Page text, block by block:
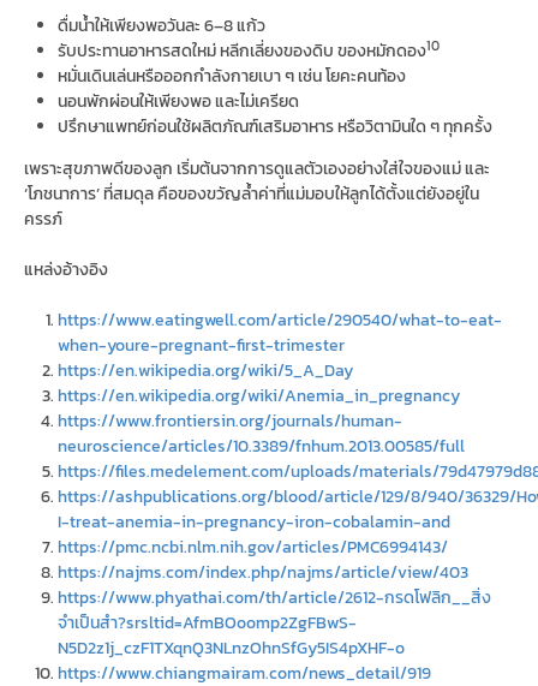
ดื่มน้ำให้เพียงพอวันละ 6–8 แก้ว
รับประทานอาหารสดใหม่ หลีกเลี่ยงของดิบ ของหมักดอง10
หมั่นเดินเล่นหรือออกกำลังกายเบา ๆ เช่น โยคะคนท้อง
นอนพักผ่อนให้เพียงพอ และไม่เครียด
ปรึกษาแพทย์ก่อนใช้ผลิตภัณฑ์เสริมอาหาร หรือวิตามินใด ๆ ทุกครั้ง
เพราะสุขภาพดีของลูก เริ่มต้นจากการดูแลตัวเองอย่างใส่ใจของแม่ และ
‘โภชนาการ’ ที่สมดุล คือของขวัญล้ำค่าที่แม่มอบให้ลูกได้ตั้งแต่ยังอยู่ใน
ครรภ์
แหล่งอ้างอิง
https://www.eatingwell.com/article/290540/what-to-eat-
when-youre-pregnant-first-trimester
https://en.wikipedia.org/wiki/5_A_Day
https://en.wikipedia.org/wiki/Anemia_in_pregnancy
https://www.frontiersin.org/journals/human-
neuroscience/articles/10.3389/fnhum.2013.00585/full
https://files.medelement.com/uploads/materials/
https://ashpublications.org/blood/article/129/8/940/36329/
I-treat-anemia-in-pregnancy-iron-cobalamin-and
https://pmc.ncbi.nlm.nih.gov/articles/PMC6994143/
https://najms.com/index.php/najms/article/view/403
https://www.phyathai.com/th/article/2612-กรดโฟลิก__สิ่ง
จำเป็นสำ?srsltid=AfmBOoomp2ZgFBwS-
N5D2z1j_czF1TXqnQ3NLnzOhnSfGy5IS4pXHF-o
https://www.chiangmairam.com/news_detail/919